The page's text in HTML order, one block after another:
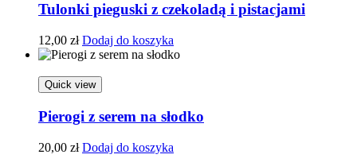
Tulonki pieguski z czekoladą i pistacjami
12,00 zł Dodaj do koszyka
Quick view
Pierogi z serem na słodko
20,00 zł Dodaj do koszyka